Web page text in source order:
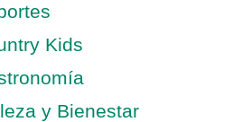
Kids
y Bienestar